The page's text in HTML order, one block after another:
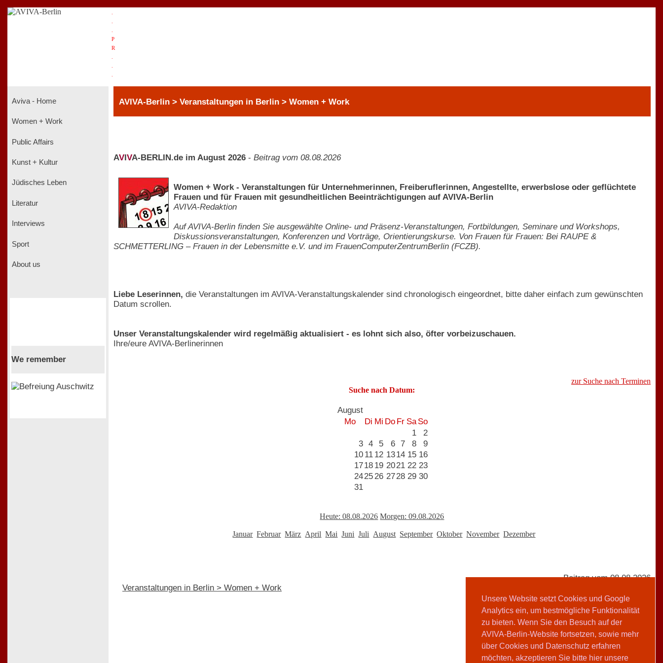
Unsere Website setzt Cookies und Google
Analytics ein, um bestmögliche Funktionalität
zu bieten. Wenn Sie den Besuch auf der
AVIVA-Berlin-Website fortsetzen, sowie mehr
über Cookies und Datenschutz erfahren
möchten, akzeptieren Sie bitte hier unsere
P
R
Aviva - Home
Women + Work
Public Affairs
Kunst + Kultur
Jüdisches Leben
Literatur
Interviews
Sport
About us
We remember
AVIVA-Berlin > Veranstaltungen in Berlin > Women + Work
AV VA-BERLIN.de im August 2026 - Beitrag vom 08.08.2026
Women + Work - Veranstaltungen für Unternehmerinnen, Freiberuflerinnen, Angestellte, erwerbslose oder geflüchtete
Frauen und für Frauen mit gesundheitlichen Beeinträchtigungen auf AVIVA-Berlin
AVIVA-Redaktion
Auf AVIVA-Berlin finden Sie ausgewählte Online- und Präsenz-Veranstaltungen, Fortbildungen, Seminare und Workshops,
Diskussionsveranstaltungen, Konferenzen und Vorträge, Orientierungskurse. Von Frauen für Frauen: Bei RAUPE &
SCHMETTERLING – Frauen in der Lebensmitte e.V. und im FrauenComputerZentrumBerlin (FCZB).
Liebe Leserinnen, die Veranstaltungen im AVIVA-Veranstaltungskalender sind chronologisch eingeordnet, bitte daher einfach zum gewünschten
Datum scrollen.
Unser Veranstaltungskalender wird regelmäßig aktualisiert - es lohnt sich also, öfter vorbeizuschauen.
Ihre/eure AVIVA-Berlinerinnen
zur Suche nach Terminen
Suche nach Datum:
August
Mo
Di Mi Do Fr Sa So
1
2
3 4 5 6 7 8
9
10 11 12 1314 15 16
1718 19 2021 22 23
2425 26 2728 29 30
31
Heute: 08.08.2026 Morgen: 09.08.2026
Januar Februar März April Mai Juni Juli August September Oktober November Dezember
Veranstaltungen in Berlin > Women + Work
Beitrag vom 08.08.2026
AVIVA-Redaktion